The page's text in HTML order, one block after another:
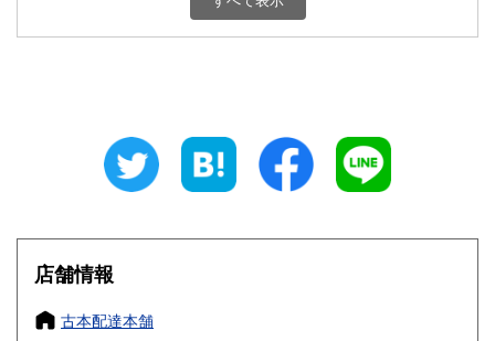
800円 三重県
大阪府
奈良県
店舗情報
古本配達本舗